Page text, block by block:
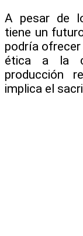
A pesar de
tiene un
podría
ética a la
producción
implica el